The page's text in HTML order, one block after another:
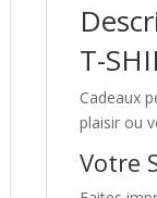
T-
Cadeaux
plaisir ou
Votre